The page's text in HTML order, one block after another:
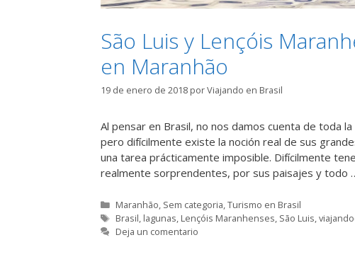
São Luis y Lençóis
en Maranhão
19 de enero de 2018 porViajando en Brasil
Al pensar en Brasil, no nos damos cuenta de toda
pero difícilmente existe la noción real de sus
una tarea prácticamente imposible. Difícilmente
realmente sorprendentes, por sus paisajes y todo
Categorías
Maranhão, Sem categoria,Turismo en Brasil
Etiquetas
Brasil, lagunas, Lençóis Maranhenses, São Luis,
Deja un comentario